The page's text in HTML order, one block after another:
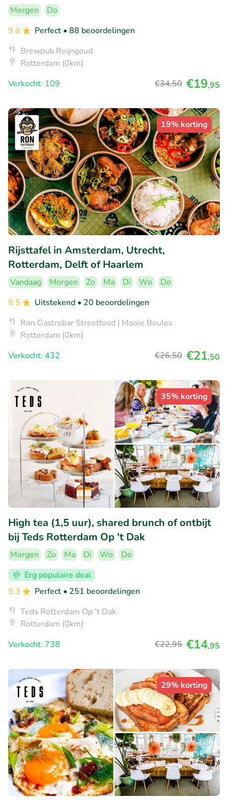
Morgen
Do
9.8
Perfect • 88 beoordelingen
Brewpub Reijngoud
Rotterdam (0km)
Verkocht: 109
€34,50 €19,95
19% korting
Rijsttafel in Amsterdam, Utrecht,
Rotterdam, Delft of Haarlem
Vandaag Morgen Zo Ma Di Wo
Do
8.5
Uitstekend • 20 beoordelingen
Ron Gastrobar Streetfood | Mooie Boules
Rotterdam (0km)
Verkocht: 432
€26,50 €21,50
35% korting
High tea (1,5 uur), shared brunch of ontbijt
bij Teds Rotterdam Op 't Dak
Morgen Zo Ma Di Wo
Do
Erg populaire deal
9.3
Perfect • 251 beoordelingen
Teds Rotterdam Op 't Dak
Rotterdam (0km)
Verkocht: 738
€22,95 €14,95
29% korting